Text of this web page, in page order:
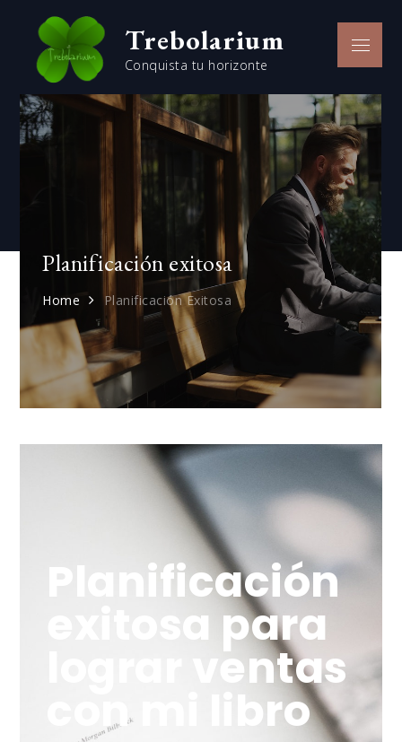
Trebolarium
Conquista tu horizonte
Planificación exitosa
Home Planificación Exitosa
Planificación
exitosa para
lograr ventas
con mi libro